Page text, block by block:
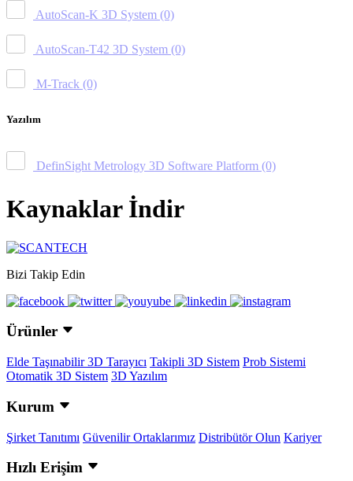
AutoScan-K 3D System (0)
AutoScan-T42 3D System (0)
M-Track (0)
Yazılım
DefinSight Metrology 3D Software Platform (0)
Kaynaklar İndir
Bizi Takip Edin
Ürünler
Elde Taşınabilir 3D Tarayıcı Takipli 3D Sistem Prob Sistemi
Otomatik 3D Sistem 3D Yazılım
Kurum
Şirket Tanıtımı Güvenilir Ortaklarımız Distribütör Olun Kariyer
Hızlı Erişim